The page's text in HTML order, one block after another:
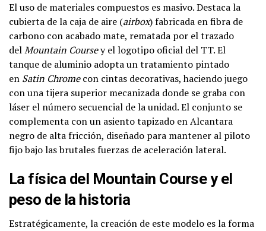
El uso de materiales compuestos es masivo. Destaca la
cubierta de la caja de aire (airbox) fabricada en fibra de
carbono con acabado mate, rematada por el trazado
delMountain Coursey el logotipo oficial del TT. El
tanque de aluminio adopta un tratamiento pintado
en Satin Chromecon cintas decorativas, haciendo juego
con una tijera superior mecanizada donde se graba con
láser el número secuencial de la unidad. El conjunto se
complementa con un asiento tapizado en Alcantara
negro de alta fricción, diseñado para mantener al piloto
fijo bajo las brutales fuerzas de aceleración lateral.
La física del Mountain Course y el
peso de la historia
Estratégicamente, la creación de este modelo es la forma